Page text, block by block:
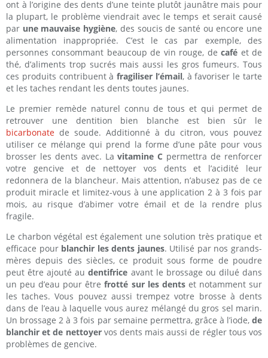
ont à l’origine des dents d’une teinte plutôt jaunâtre mais pour
la plupart, le problème viendrait avec le temps et serait causé
par une mauvaise hygiène, des soucis de santé ou encore une
alimentation inappropriée. C’est le cas par exemple, des
personnes consommant beaucoup de vin rouge, decafé et de
thé, d’aliments trop sucrés mais aussi les gros fumeurs. Tous
ces produits contribuent àfragiliser l’émail, à favoriser le tarte
et les taches rendant les dents toutes jaunes.
Le premier remède naturel connu de tous et qui permet de
retrouver une dentition bien blanche est bien sûr le
bicarbonate de soude. Additionné à du citron, vous pouvez
utiliser ce mélange qui prend la forme d’une pâte pour vous
brosser les dents avec. Lavitamine C permettra de renforcer
votre gencive et de nettoyer vos dents et l’acidité leur
redonnera de la blancheur. Mais attention, n’abusez pas de ce
produit miracle et limitez-vous à une application 2 à 3 fois par
mois, au risque d’abimer votre émail et de la rendre plus
fragile.
Le charbon végétal est également une solution très pratique et
efficace pour blanchir les dents jaunes. Utilisé par nos grands-
mères depuis des siècles, ce produit sous forme de poudre
peut être ajouté audentifrice avant le brossage ou dilué dans
un peu d’eau pour êtrefrotté sur les dentset notamment sur
les taches. Vous pouvez aussi trempez votre brosse à dents
dans de l’eau à laquelle vous aurez mélangé du gros sel marin.
Un brossage 2 à 3 fois par semaine permettra, grâce à l’iode, de
blanchir et de nettoyervos dents mais aussi de régler tous vos
problèmes de gencive.